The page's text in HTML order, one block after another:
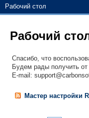
Рабочий стол
Рабочий
Спасибо, что
Будем рады получить
E-mail:
Мастер настройки